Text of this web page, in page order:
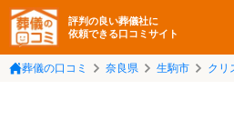
評判の良い葬儀社に
依頼できる口コミサイト
葬儀の口コミ 奈良県 生駒市 クリ